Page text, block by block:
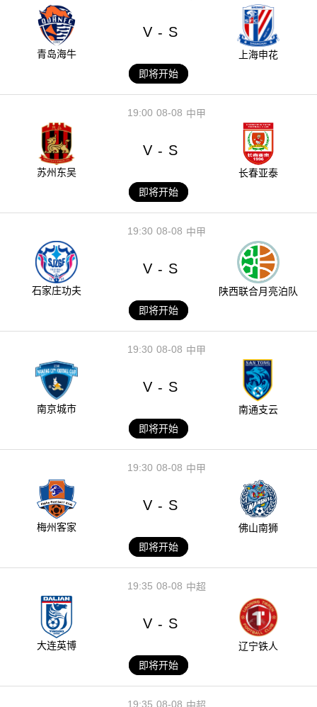
青岛海牛
V - S
上海申花
即将开始
08-08
19:00 中甲
苏州东吴
V - S
长春亚泰
即将开始
08-08
19:30 中甲
石家庄功夫
V - S
陕西联合月亮泊队
即将开始
08-08
19:30 中甲
南京城市
V - S
南通支云
即将开始
08-08
19:30 中甲
梅州客家
V - S
佛山南狮
即将开始
08-08
19:35 中超
大连英博
V - S
辽宁铁人
即将开始
08-08
19:35 中超